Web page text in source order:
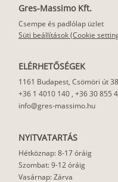
Gres-Massimo Kft.
Csempe és padlólap üzlet
Süti beállítások (Cookie
ELÉRHETŐSÉGEK
1161 Budapest, Csömöri út
+36 1 4010 140 , +36 30 855
info@gres-massimo.hu
NYITVATARTÁS
Hétköznap: 8-17 óráig
Szombat: 9-12 óráig
Vasárnap: Zárva